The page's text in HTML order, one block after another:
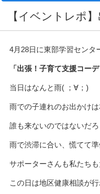
【イベントレポ
4月28日に東部学習セン
「出張！子育て支援コー
当日はなんと雨( ；∀；)
雨での子連れのお出かけ
誰も来ないのではないだ
雨で渋滞に合い、慌てて
サポーターさんも私たちも
この日は地区健康相談が